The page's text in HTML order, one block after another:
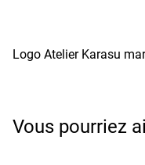
Logo Atelier Karasu
Vous pourriez